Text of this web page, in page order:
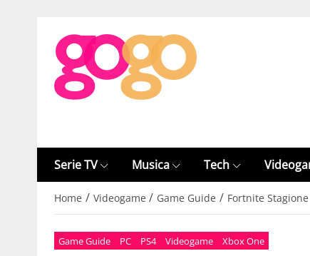
Serie TV Musica Tech
Home / Videogame / Game Guide / Fortnite
Game Guide PC PS4 Videogame Xbox One